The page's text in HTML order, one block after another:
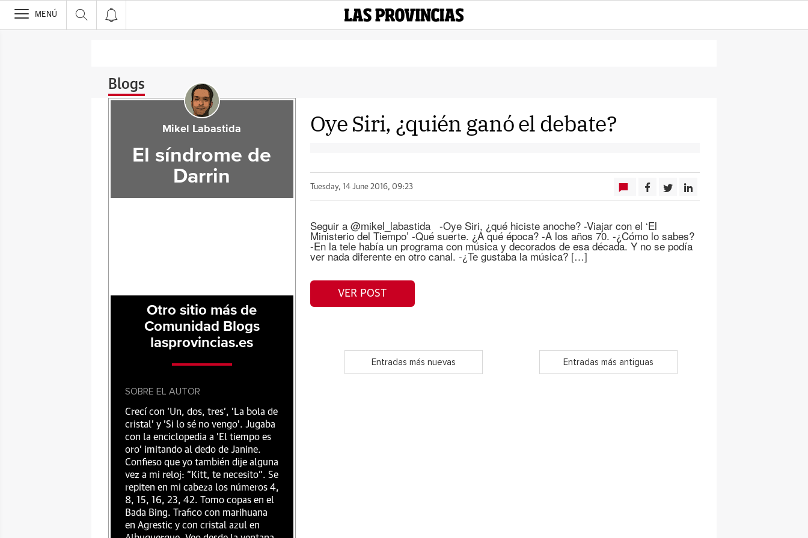
>
MENÚ
Blogs
Oye Siri, ¿quién ganó el debate?
Tuesday, 14 June 2016, 09:23
Seguir a @mikel_labastida -Oye Siri, ¿qué hiciste anoche? -Viajar con el ‘El
Ministerio del Tiempo’ -Qué suerte. ¿A qué época? -A los años 70. -¿Cómo lo sabes?
-En la tele había un programa con música y decorados de esa década. Y no se podía
ver nada diferente en otro canal. -¿Te gustaba la música? […]
VER POST
Entradas más nuevas Entradas más antiguas
Mikel Labastida
El síndrome de
Darrin
Otro sitio más de
Comunidad Blogs
lasprovincias.es
SOBRE EL AUTOR
Crecí con 'Un, dos, tres', 'La bola de
cristal' y 'Si lo sé no vengo'. Jugaba
con la enciclopedia a 'El tiempo es
oro' imitando al dedo de Janine.
Confieso que yo también dije alguna
vez a mi reloj: "Kitt, te necesito". Se
repiten en mi cabeza los números 4,
8, 15, 16, 23, 42. Tomo copas en el
Bada Bing. Trafico con marihuana
en Agrestic y con cristal azul en